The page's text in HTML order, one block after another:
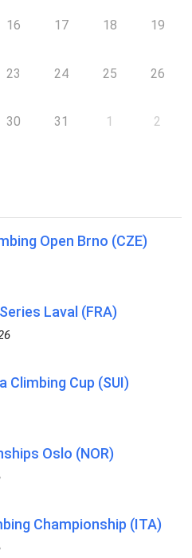
16 17 18 19
23 24 25 26
30 31 1 2
Open Brno (CZE)
Laval (FRA)
Climbing Cup (SUI)
Oslo (NOR)
Championship (ITA)